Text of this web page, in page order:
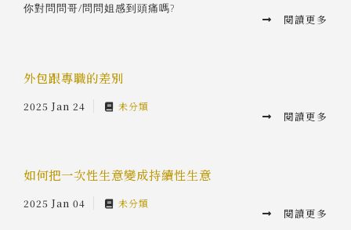
你對問問哥/問問姐感到頭痛嗎?
閱讀更多
外包跟專職的差別
2025 Jan 24 未分類
閱讀更多
如何把一次性生意變成持續性生意
2025 Jan 04 未分類
閱讀更多